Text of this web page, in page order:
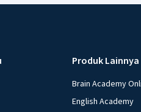
Produk Lainnya
Brain Academy
English Academy